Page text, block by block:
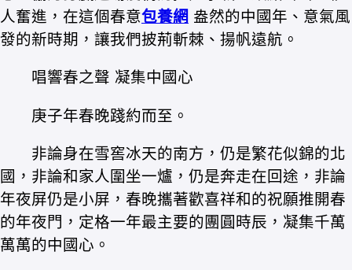
人奮進，在這個春意包養網 盎然的中國年、意氣風
發的新時期，讓我們披荊斬棘、揚帆遠航。
唱響春之聲 凝集中國心
庚子年春晚踐約而至。
非論身在雪窖冰天的南方，仍是繁花似錦的北
國，非論和家人圍坐一爐，仍是奔走在回途，非論
年夜屏仍是小屏，春晚攜著歡喜祥和的祝願推開春
的年夜門，定格一年最主要的團圓時辰，凝集千萬
萬萬的中國心。